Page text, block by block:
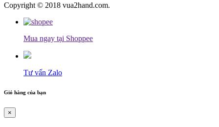
Copyright © 2018 vua2hand.com.
Mua ngay tại Shoppee
Tư vấn Zalo
Giỏ hàng của bạn
×